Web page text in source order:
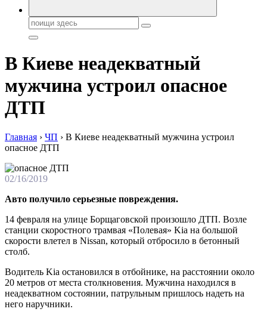
Поиск:
В Киеве неадекватный
мужчина устроил опасное
ДТП
Главная › ЧП › В Киеве неадекватный мужчина устроил
опасное ДТП
02/16/2019
Авто получило серьезные повреждения.
14 февраля на улице Борщаговской произошло ДТП. Возле
станции скоростного трамвая «Полевая» Kia на большой
скорости влетел в Nissan, который отбросило в бетонный
столб.
Водитель Kia остановился в отбойнике, на расстоянии около
20 метров от места столкновения. Мужчина находился в
неадекватном состоянии, патрульным пришлось надеть на
него наручники.